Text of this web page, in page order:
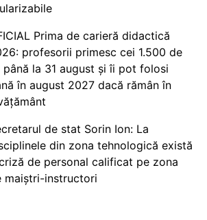
Prima de carieră didactică
profesorii primesc cei 1.500 de
până la 31 august și îi pot folosi
în august 2027 dacă rămân în
de stat Sorin Ion: La
din zona tehnologică există
de personal calificat pe zona
maiștri-instructori